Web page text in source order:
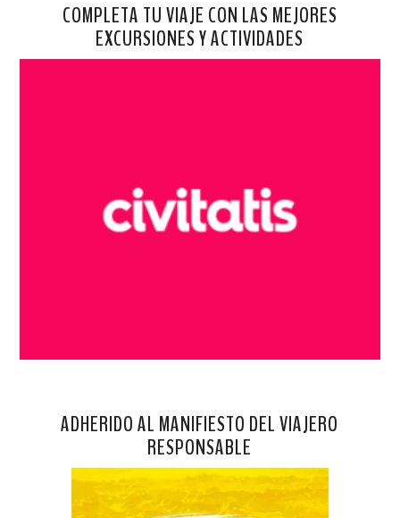
COMPLETA TU VIAJE CON LAS MEJORES
EXCURSIONES Y ACTIVIDADES
ADHERIDO AL MANIFIESTO DEL VIAJERO
RESPONSABLE